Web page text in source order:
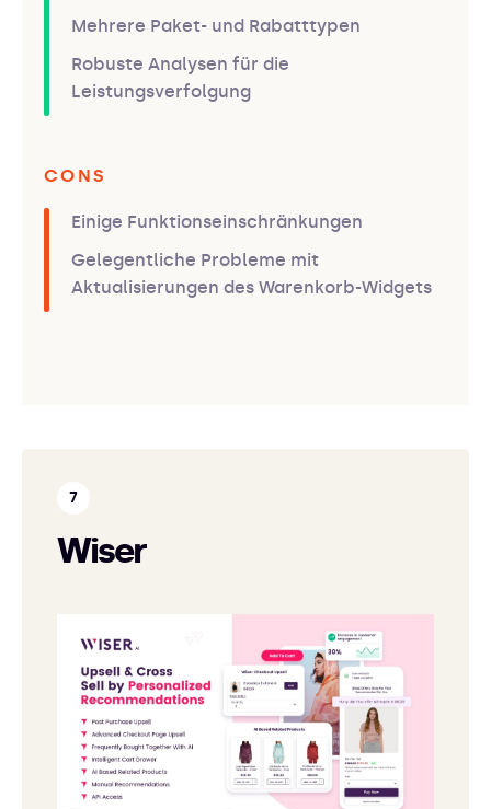
Mehrere Paket- und Rabatttypen
Robuste Analysen für die
Leistungsverfolgung
CONS
Einige Funktionseinschränkungen
Gelegentliche Probleme mit
Aktualisierungen des Warenkorb-Widgets
Wiser